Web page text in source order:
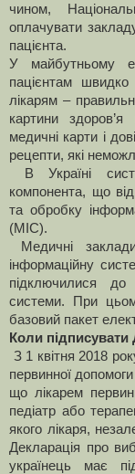
чином,
оплачувати
пацієнта.
У майбутньому
пацієнтам
лікарям –
картини
медичні карти і
рецепти, які
В Україні
компонента, що
та обробку
(МІС).
Медичні
інформаційну
підключилися до
системи. При
базовий пакет
Коли підписувати
З 1 квітня 2018
первинної
що лікарем
педіатр або
якого лікаря,
Декларація про
українець має